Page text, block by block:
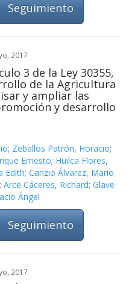
Seguimiento
2017
3 de la Ley 30355,
de la Agricultura
y ampliar las
y desarrollo
; Zeballos Patrón, Horacio;
Ernesto; Huilca Flores,
Edith; Canzio Álvarez, Mario
; Arce Cáceres, Richard; Glave
Ángel
Seguimiento
2017